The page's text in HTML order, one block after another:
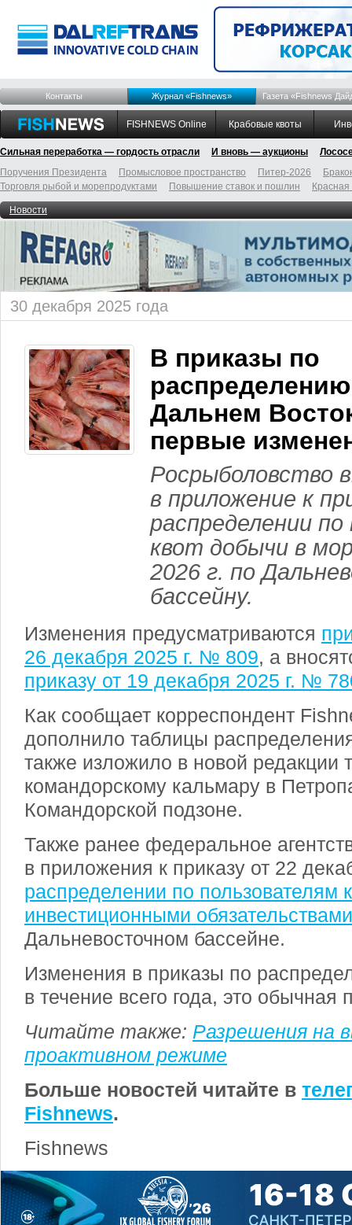
Контакты Журнал «Fishnews» Газета «Fishnews
FISHNEWS Online Крабовые квоты
Сильная переработка — гордость отрасли И вновь — аукционы
Поручения Президента
Промысловое пространство Питер-2026
Торговля рыбой и морепродуктами
Повышение ставок и пошлин
Новости
30 декабря 2025 года
В приказы по
Дальнем
первые
Росрыболовство
в приложение к
распределении
квот добычи в
2026 г. по
бассейну.
Изменения предусматриваются
26 декабря 2025 г. № 809, а
приказу от 19 декабря 2025 г. №
Как сообщает корреспондент
дополнило таблицы
также изложило в новой редакции
командорскому кальмару в
Командорской подзоне.
Также ранее федеральное
в приложения к приказу от 22
распределении по пользователям
инвестиционными обязательствами
Дальневосточном бассейне.
Изменения в приказы по
в течение всего года, это обычная
Читайте также: Разрешения на
проактивном режиме
Больше новостей читайте в
Fishnews.
Fishnews